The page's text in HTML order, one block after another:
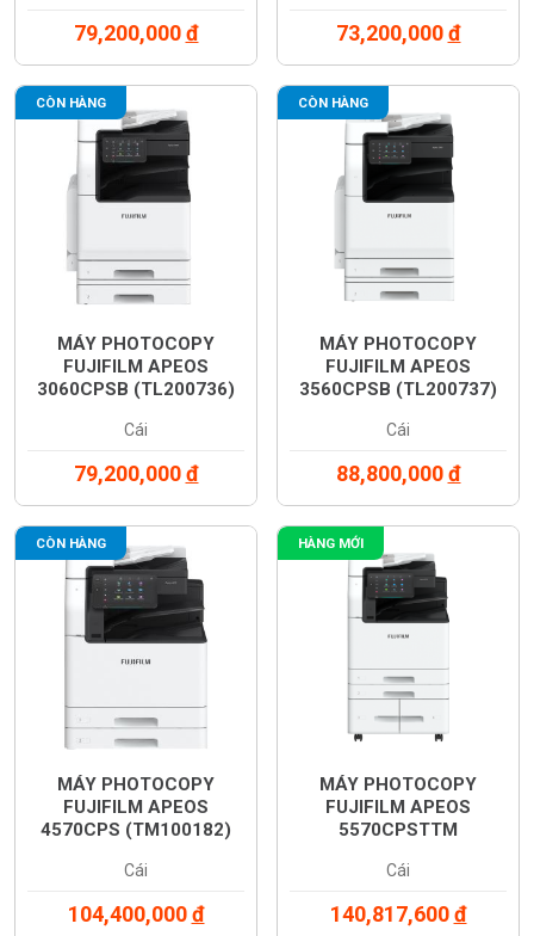
79,200,000đ 73,200,000đ
CÒN HÀNG
MÁY PHOTOCOPY
FUJIFILM APEOS
3060CPSB (TL200736)
Cái
79,200,000đ
CÒN HÀNG
MÁY PHOTOCOPY
FUJIFILM APEOS
3560CPSB (TL200737)
Cái
88,800,000đ
CÒN HÀNG
MÁY PHOTOCOPY
FUJIFILM APEOS
4570CPS (TM100182)
Cái
104,400,000đ
HÀNG MỚI
MÁY PHOTOCOPY
FUJIFILM APEOS
5570CPSTTM
Cái
140,817,600đ